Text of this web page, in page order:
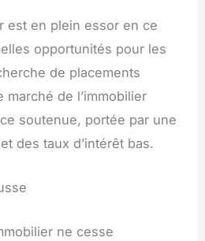
est en plein essor en ce
opportunités pour les
de placements
de l’immobilier
soutenue, portée par une
des taux d’intérêt bas.
ne cesse